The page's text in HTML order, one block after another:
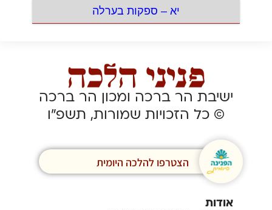
יא – ספקות בערלה
ישיבת הר ברכה ומכון הר ברכה
© כל הזכויות שמורות, תשפ”ו
הצטרפו להלכה היומית
אודות